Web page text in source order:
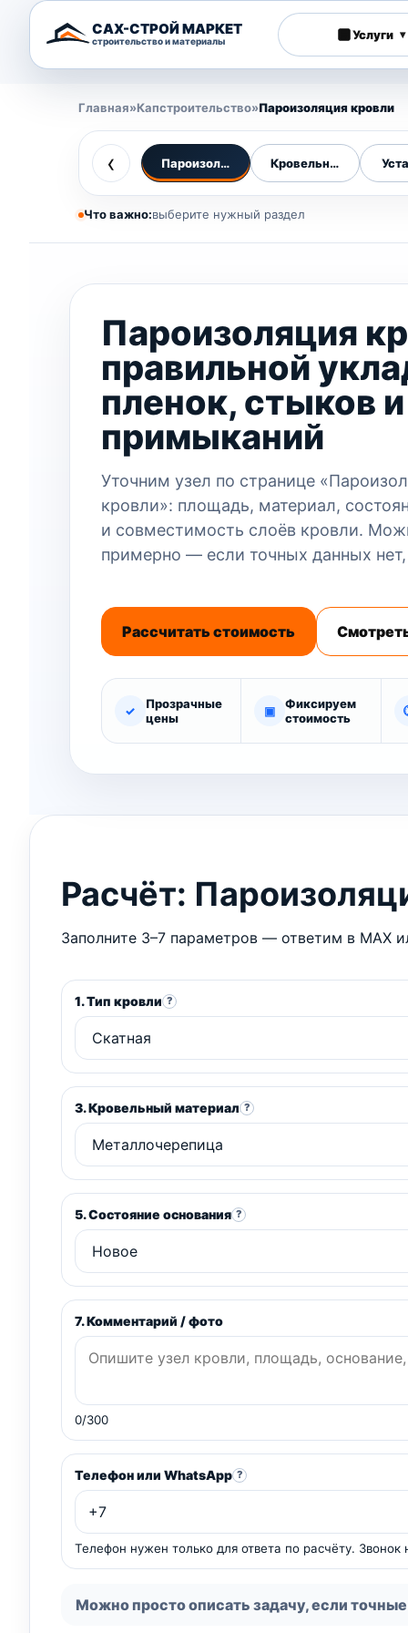
САХ-СТРОЙ МАРКЕТ
строительство и материалы Услуги ▾
Главная»Капстроительство»Пароизоляция кровли
‹ Пароизоляция кровлиКровельные работы
Что важно:выберите нужный раздел
Пароизоляция
правильной
пленок, стыков и
примыканий
Уточним узел по странице
кровли»: площадь, материал,
и совместимость слоёв кровли.
примерно — если точных данных
Рассчитать стоимость
✓
Прозрачные
цены
▣
Фиксируем
стоимость
Расчёт:
Заполните 3–7 параметров — ответим в MAX
1. Тип кровли ?
3. Кровельный материал ?
5. Состояние основания ?
7. Комментарий / фото
0/300
Телефон или WhatsApp ?
Телефон нужен только для ответа по расчёту.
Можно просто описать задачу, если